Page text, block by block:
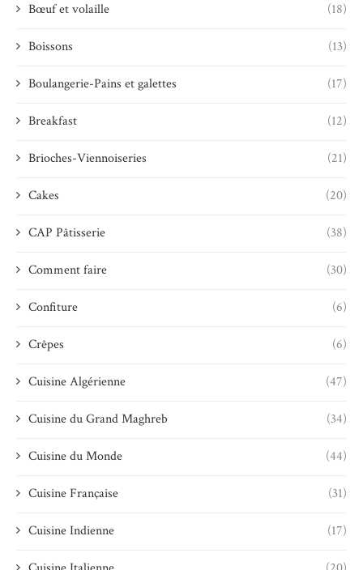
Bœuf et volaille (18)
Boissons (13)
Boulangerie-Pains et galettes (17)
Breakfast (12)
Brioches-Viennoiseries (21)
Cakes (20)
CAP Pâtisserie (38)
Comment faire (30)
Confiture (6)
Crêpes (6)
Cuisine Algérienne (47)
Cuisine du Grand Maghreb (34)
Cuisine du Monde (44)
Cuisine Française (31)
Cuisine Indienne (17)